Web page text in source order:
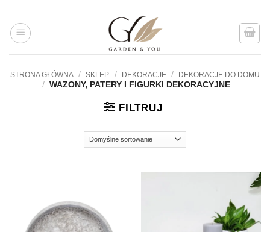
treści
STRONA GŁÓWNA / SKLEP / DEKORACJE / DEKORACJE DO DOMU
/ WAZONY, PATERY I FIGURKI DEKORACYJNE
FILTRUJ